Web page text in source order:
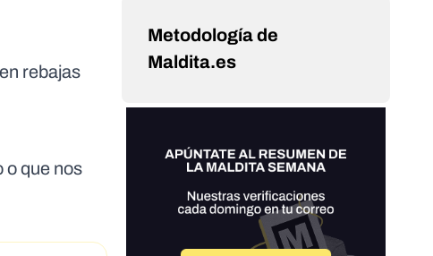
rebajas
o que nos
Metodología de
Maldita.es